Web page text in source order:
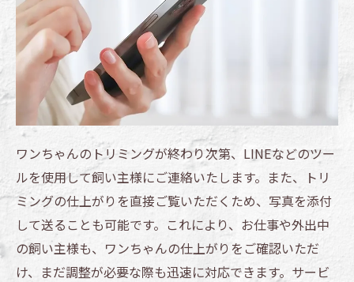
ワンちゃんのトリミングが終わり次第、LINEなどのツー
ルを使用して飼い主様にご連絡いたします。また、トリ
ミングの仕上がりを直接ご覧いただくため、写真を添付
して送ることも可能です。これにより、お仕事や外出中
の飼い主様も、ワンちゃんの仕上がりをご確認いただ
け、まだ調整が必要な際も迅速に対応できます。サービ